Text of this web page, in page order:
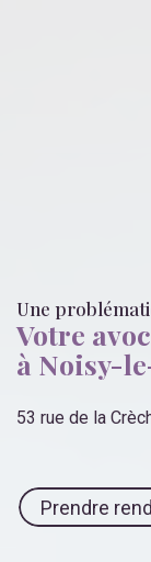
Une
Votre
à Noisy-
53 rue de la
Prendre